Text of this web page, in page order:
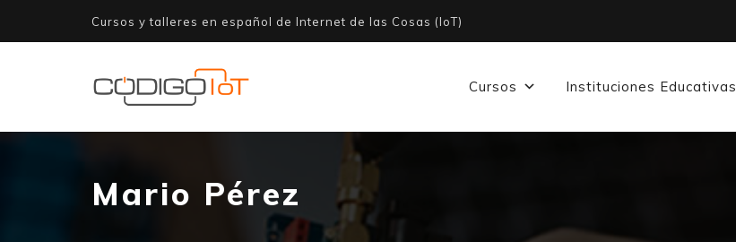
Cursos y talleres en español de Internet de las Cosas (IoT)
Cursos Instituciones Educativas
Mario Pérez